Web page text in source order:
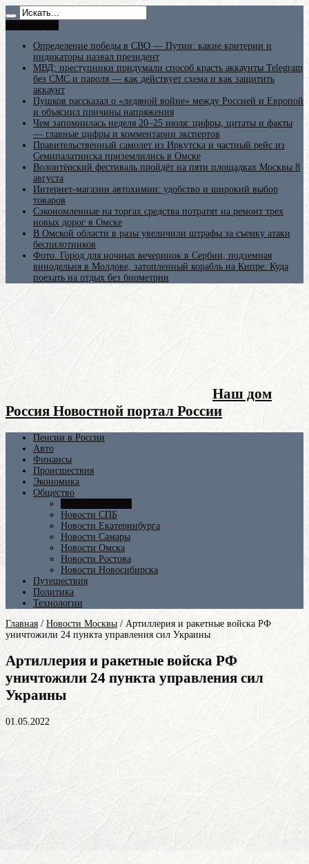
Определение победы в СВО — Путин: какие критерии и
индикаторы назвал президент
МВД: преступники придумали способ красть аккаунты Telegram
без СМС и пароля — как действует схема и как защитить
аккаунт
Пушков рассказал о «ледяной войне» между Россией и Европой
и объяснил причины напряжения
Чем запомнилась неделя 20–25 июля: цифры, цитаты и факты
— главные цифры и комментарии экспертов
Правительственный самолет из Иркутска и частный рейс из
Семипалатинска приземлились в Омске
Волонтёрский фестиваль пройдёт на пяти площадках Москвы 8
августа
Интернет-магазин автохимии: удобство и широкий выбор
товаров
Сэкономленные на торгах средства потратят на ремонт трех
новых дорог в Омске
В Омской области в разы увеличили штрафы за съемку атаки
беспилотников
Фото. Город для ночных вечеринок в Сербии, подземная
винодельня в Молдове, затопленный корабль на Кипре: Куда
поехать на отдых без биометрии
Наш дом
Россия Новостной портал России
Пенсии в России
Авто
Финансы
Происшествия
Экономика
Общество
Новости СПБ
Новости Екатеринбурга
Новости Самары
Новости Омска
Новости Ростова
Новости Новосибирска
Путешествия
Политика
Технологии
Главная / Новости Москвы / Артиллерия и ракетные войска РФ
уничтожили 24 пункта управления сил Украины
Артиллерия и ракетные войска РФ
уничтожили 24 пункта управления сил
Украины
01.05.2022